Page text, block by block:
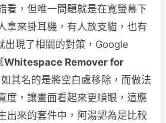
看，但唯一問題就是在寬螢幕下
拿來掛耳機，有人放支貓，也有
出現了相關的對策，Google
Whitespace Remover for
其名的是將空白處移除，而做法
度，讓畫面看起來更順眼，這應
出來的套件中，阿湯認為是比較